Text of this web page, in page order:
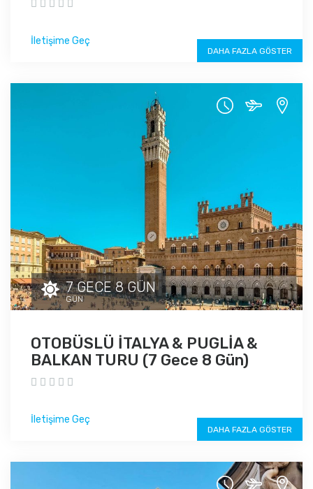
İletişime Geç
DAHA FAZLA GÖSTER
7 GECE 8 GÜN
GÜN
OTOBÜSLÜ İTALYA & PUGLİA &
BALKAN TURU (7 Gece 8 Gün)
İletişime Geç
DAHA FAZLA GÖSTER